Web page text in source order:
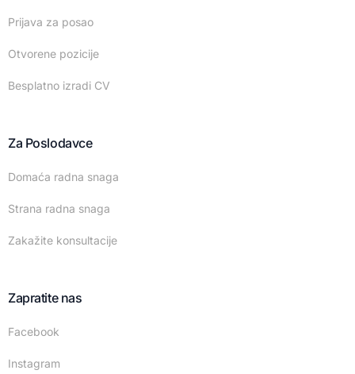
Prijava za posao
Otvorene pozicije
Besplatno izradi CV
Za Poslodavce
Domaća radna snaga
Strana radna snaga
Zakažite konsultacije
Zapratite nas
Facebook
Instagram